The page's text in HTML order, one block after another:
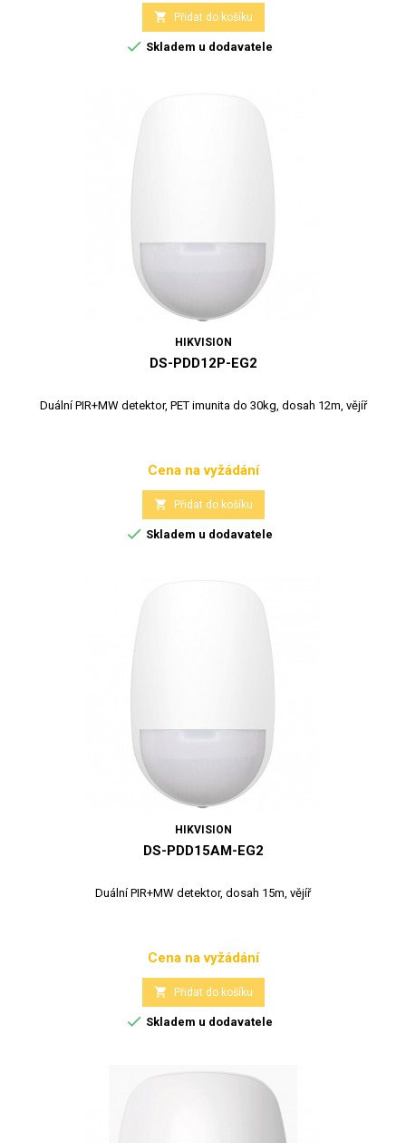
 Přidat do košíku
 Skladem u dodavatele
HIKVISION
DS-PDD12P-EG2
Duální PIR+MW detektor, PET imunita do 30kg, dosah 12m, vějíř
Cena
Cena na vyžádání
 Přidat do košíku
 Skladem u dodavatele
HIKVISION
DS-PDD15AM-EG2
Duální PIR+MW detektor, dosah 15m, vějíř
Cena
Cena na vyžádání
 Přidat do košíku
 Skladem u dodavatele